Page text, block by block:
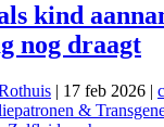
kind
nog draagt
| 17 feb 2026 |
&